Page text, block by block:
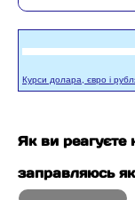
Курси долара, євро і
Як ви реагуєте
заправляюсь